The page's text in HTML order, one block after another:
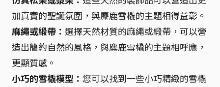
加真實的聖誕氛圍，與麋鹿雪橇的主題相得益彰。
麻繩或緞帶： 選擇天然材質的麻繩或緞帶，可以營
造出簡約自然的風格，與麋鹿雪橇的主題相呼應，
更顯質感。
小巧的雪橇模型： 您可以找到一些小巧精緻的雪橇